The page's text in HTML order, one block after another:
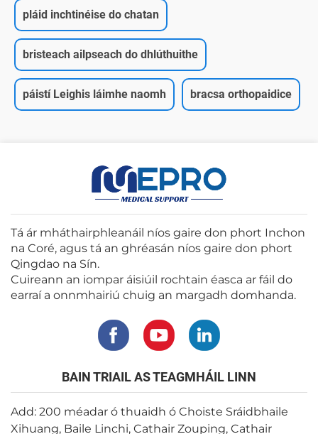
pláid inchtinéise do chatan
bristeach ailpseach do dhlúthuithe
páistí Leighis láimhe naomh bracsa orthopaidice
Tá ár mháthairphleanáil níos gaire don phort Inchon
na Coré, agus tá an ghréasán níos gaire don phort
Qingdao na Sín.
Cuireann an iompar áisiúil rochtain éasca ar fáil do
earraí a onnmhairiú chuig an margadh domhanda.
BAIN TRIAIL AS TEAGMHÁIL LINN
Add: 200 méadar ó thuaidh ó Choiste Sráidbhaile
Xihuang, Baile Linchi, Cathair Zouping, Cathair